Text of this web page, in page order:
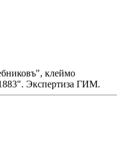
клеймо
Экспертиза ГИМ.